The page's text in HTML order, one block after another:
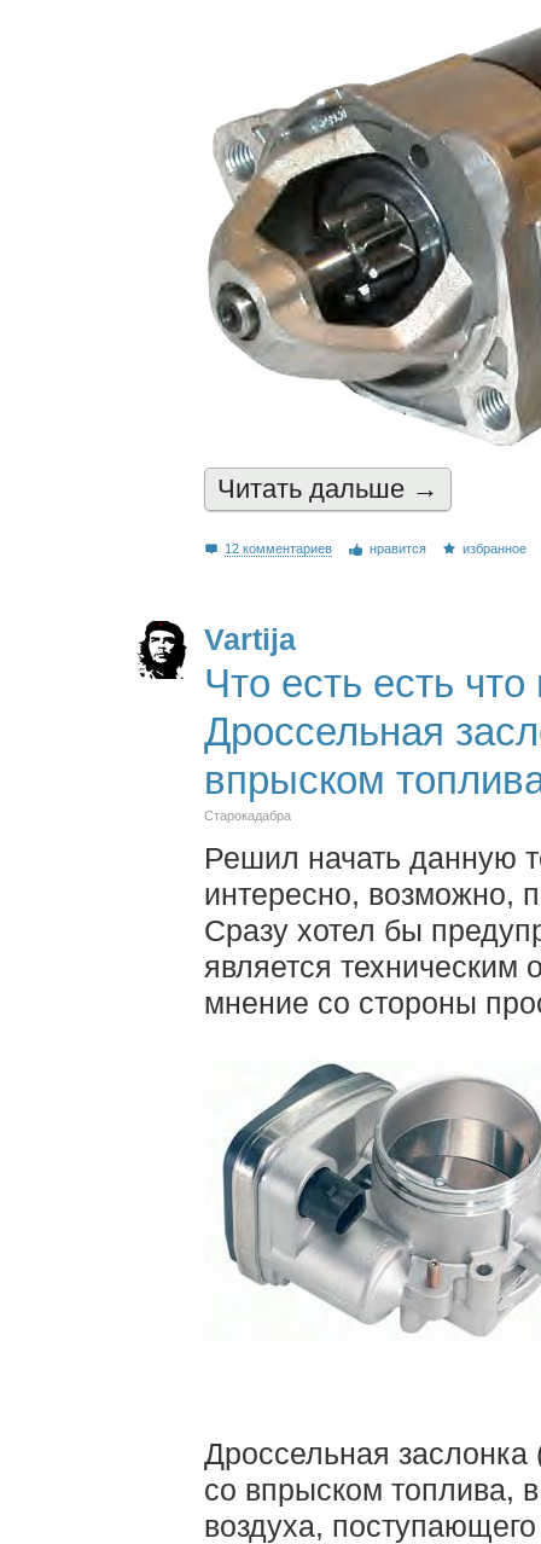
Читать дальшe →
12 комментариев нравится избранное
Vartija
Что есть есть
Дроссельная
впрыском
Старокадабра
Решил начать данную
интересно, возможно,
Сразу хотел бы
является техническим
мнение со стороны
Дроссельная заслонка
со впрыском топлива,
воздуха,